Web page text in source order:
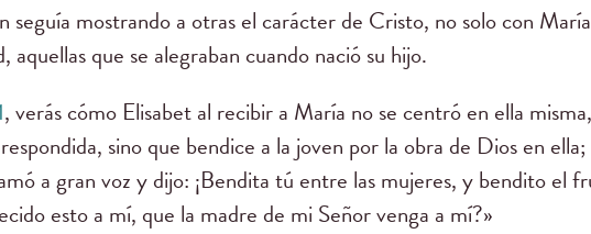
seguía mostrando a otras el carácter de Cristo, no solo con
que se alegraban cuando nació su hijo.
, verás cómo Elisabet al recibir a María no se centró en ella
sino que bendice a la joven por la obra de Dios en
a gran voz y dijo: ¡Bendita tú entre las mujeres, y bendito el
esto a mí, que la madre de mi Señor venga a mí?»